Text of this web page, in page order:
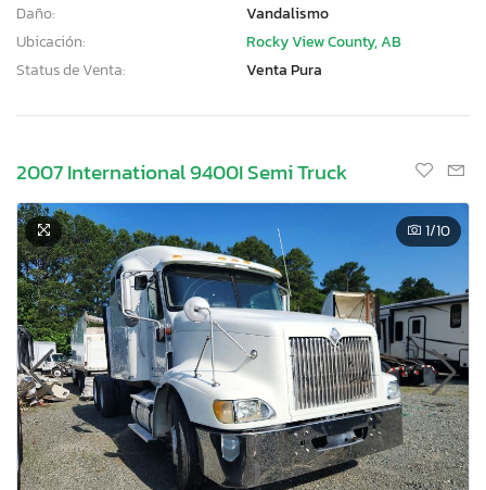
Daño:
Vandalismo
Ubicación:
Rocky View County, AB
Status de Venta:
Venta Pura
2007 International 9400I Semi Truck
1/10